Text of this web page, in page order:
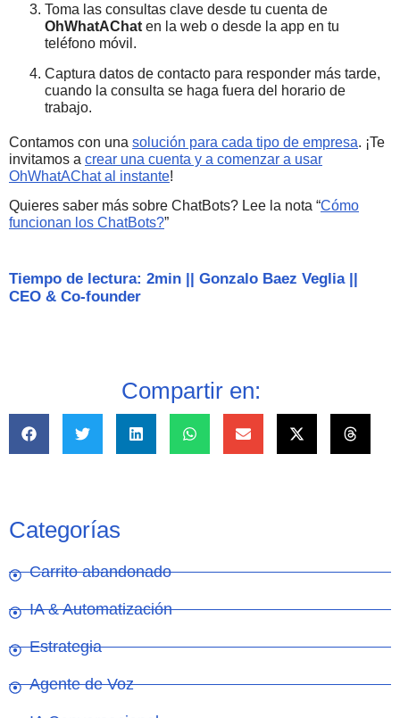
Toma las consultas clave desde tu cuenta de
OhWhatAChat en la web o desde la app en tu
teléfono móvil.
Captura datos de contacto para responder más tarde,
cuando la consulta se haga fuera del horario de
trabajo.
Contamos con una solución para cada tipo de empresa. ¡Te
invitamos a crear una cuenta y a comenzar a usar
OhWhatAChat al instante!
Quieres saber más sobre ChatBots? Lee la nota “Cómo
funcionan los ChatBots?”
Tiempo de lectura: 2min Gonzalo Baez Veglia
CEO & Co-founder
Compartir en:
Categorías
Carrito abandonado
IA & Automatización
Estrategia
Agente de Voz